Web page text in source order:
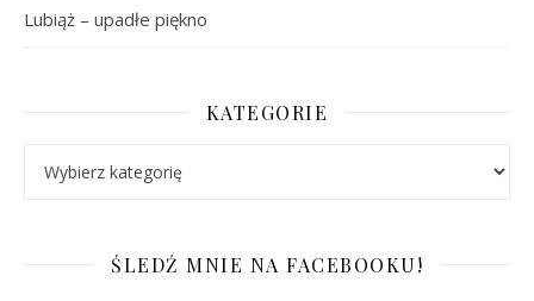
Lubiąż – upadłe piękno
KATEGORIE
ŚLEDŹ MNIE NA FACEBOOKU!